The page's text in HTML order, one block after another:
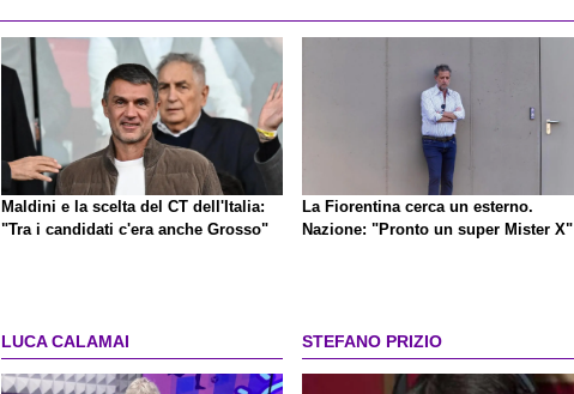
Maldini e la scelta del CT dell'Italia:
"Tra i candidati c'era anche Grosso"
La Fiorentina cerca un esterno.
Nazione: "Pronto un super Mister X"
LUCA CALAMAI STEFANO PRIZIO